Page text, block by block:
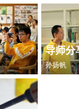
导师分
孙扬帆